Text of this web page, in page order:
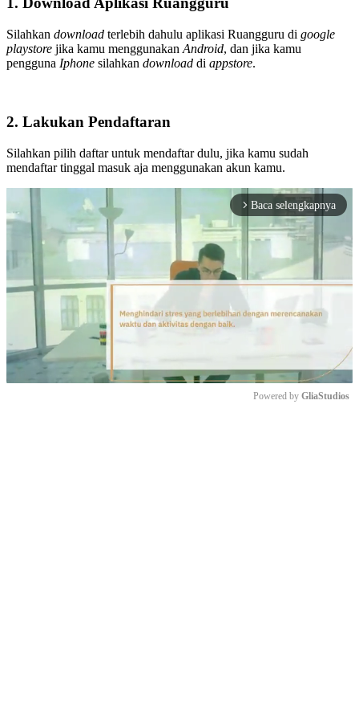
Silahkan download terlebih dahulu aplikasi Ruangguru di google
playstore jika kamu menggunakan Android, dan jika kamu
pengguna Iphone silahkan download di appstore.
2. Lakukan Pendaftaran
Silahkan pilih daftar untuk mendaftar dulu, jika kamu sudah
mendaftar tinggal masuk aja menggunakan akun kamu.
arrow_forward_ios Baca selengkapnya
Powered by GliaStudios